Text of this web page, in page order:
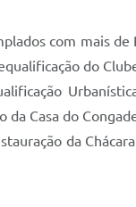
com mais de
do
da Casa do
da